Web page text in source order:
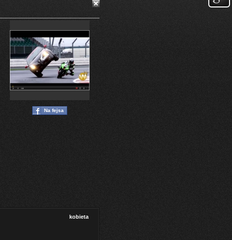
Na fejsa
kobieta